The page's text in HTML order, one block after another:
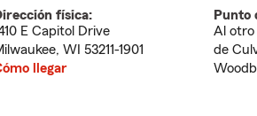
física:
E Capitol Drive
, WI 53211-1901
llegar
Punto
Al otro
de